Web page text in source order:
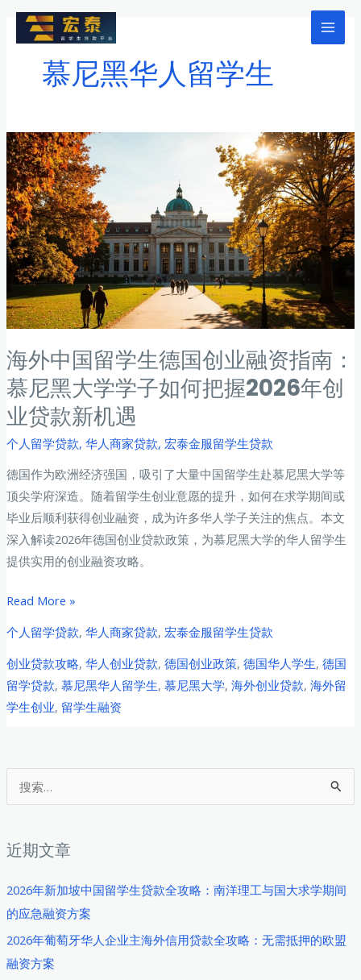
Main
索
近期文章
2026年新加坡中国留学生贷款全攻略：南洋理工与国大求学期间
的应急融资方案
2026年葡萄牙华人企业主海外信用贷款全攻略：无需抵押的欧盟
融资方案
慕尼黑华人留学生
海外中国留学生德国创业融资指南：
慕尼黑大学学子如何把握2026年创
业贷款新机遇
个人留学贷款, 华人商家贷款, 宏泰金服留学生贷款
德国作为欧洲经济强国，吸引了大量中国留学生赴慕尼黑大学等
顶尖学府深造。随着留学生创业意愿的提升，如何在求学期间或
毕业后顺利获得创业融资，成为许多华人学子关注的焦点。本文
深入解读2026年德国创业贷款政策，为慕尼黑大学的华人留学生
提供实用的创业融资攻略。
海
中
国
留
学
国
融
资
指
南：
尼
黑
Read More »
个人留学贷款, 华人商家贷款, 宏泰金服留学生贷款
创业贷款攻略, 华人创业贷款, 德国创业政策, 德国华人学生, 德国
留学贷款, 慕尼黑华人留学生, 慕尼黑大学, 海外创业贷款, 海外留
学生创业, 留学生融资